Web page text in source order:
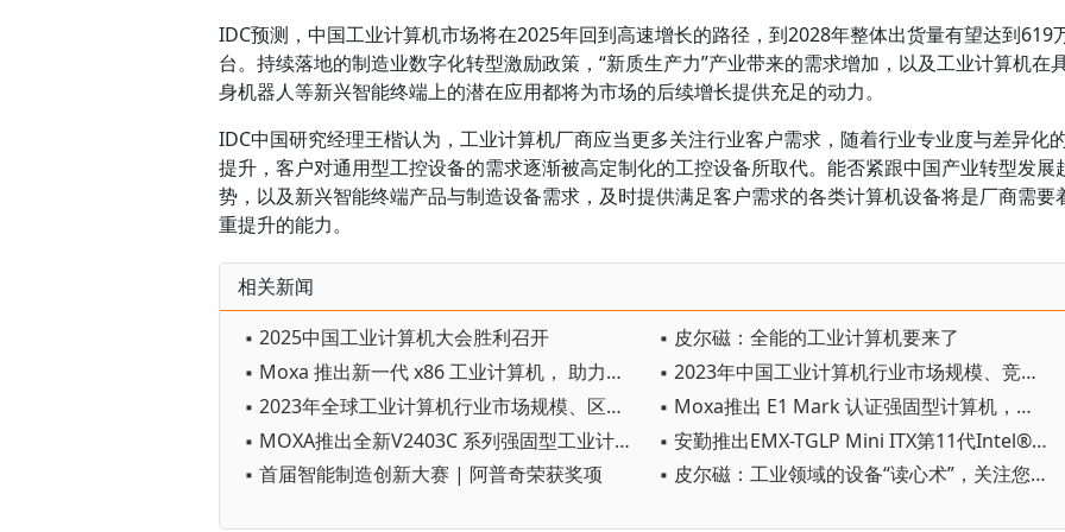
IDC预测，中国工业计算机市场将在2025年回到高速增长的路径，到2028年整体出货量有望达到619
台。持续落地的制造业数字化转型激励政策，“新质生产力”产业带来的需求增加，以及工业计算机在
身机器人等新兴智能终端上的潜在应用都将为市场的后续增长提供充足的动力。
IDC中国研究经理王楷认为，工业计算机厂商应当更多关注行业客户需求，随着行业专业度与差异化
提升，客户对通用型工控设备的需求逐渐被高定制化的工控设备所取代。能否紧跟中国产业转型发展
势，以及新兴智能终端产品与制造设备需求，及时提供满足客户需求的各类计算机设备将是厂商需要
重提升的能力。
相关新闻
▪ 2025中国工业计算机大会胜利召开
▪ 皮尔磁：全能的工业计算机要来了
▪ Moxa 推出新一代 x86 工业计算机， 助力工业边缘数据互联
▪ 2023年中国工业计算机行业市场规模、竞争格局及发展前景趋势分析 未来市场规模有望突破200亿元
▪ 2023年全球工业计算机行业市场规模、区域格局及发展前景分析 预计2028年全球市场规模将近70亿美元
▪ Moxa推出 E1 Mark 认证强固型计算机，助力智能交通应用
▪ MOXA推出全新V2403C 系列强固型工业计算机
▪ 安勤推出EMX-TGLP Mini ITX第11代Intel® CoreTM / Celeron® BGA处理器嵌入式工业主机板
▪ 首届智能制造创新大赛 | 阿普奇荣获奖项
▪ 皮尔磁：工业领域的设备“读心术”，关注您的数据资产